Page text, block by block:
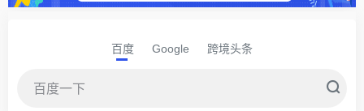
百度 Google 跨境头条